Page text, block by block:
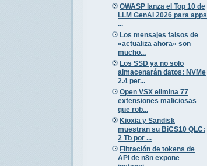
OWASP lanza el Top 10 de
LLM GenAI 2026 para apps
...
Los mensajes falsos de
«actualiza ahora» son
mucho...
Los SSD ya no solo
almacenarán datos: NVMe
2.4 per...
Open VSX elimina 77
extensiones maliciosas
que rob...
Kioxia y Sandisk
muestran su BiCS10 QLC:
2 Tb por ...
Filtración de tokens de
API de n8n expone